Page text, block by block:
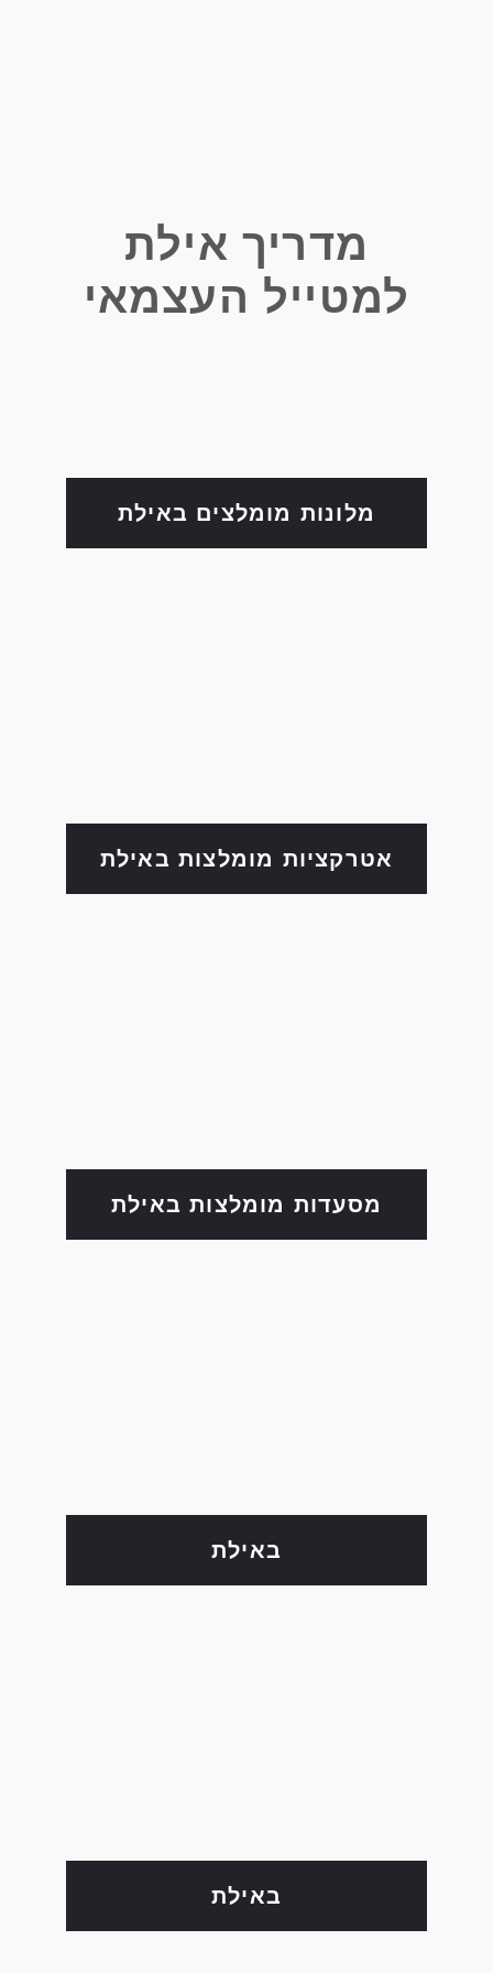
מדריך אילת
למטייל העצמאי
מלונות מומלצים באילת
אטרקציות מומלצות באילת
מסעדות מומלצות באילת
באילת
באילת